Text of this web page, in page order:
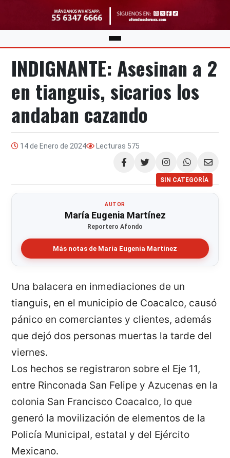
INDIGNANTE: Asesinan a 2
en tianguis, sicarios los
andaban cazando
14 de Enero de 2024 Lecturas 575
Compartir
SIN CATEGORÍA
AUTOR
María Eugenia Martínez
Reportero Afondo
Más notas de María Eugenia Martínez
Una balacera en inmediaciones de un
tianguis, en el municipio de Coacalco, causó
pánico en comerciantes y clientes, además
que dejó dos personas muertas la tarde del
viernes.
Los hechos se registraron sobre el Eje 11,
entre Rinconada San Felipe y Azucenas en la
colonia San Francisco Coacalco, lo que
generó la movilización de elementos de la
Policía Municipal, estatal y del Ejército
Mexicano.